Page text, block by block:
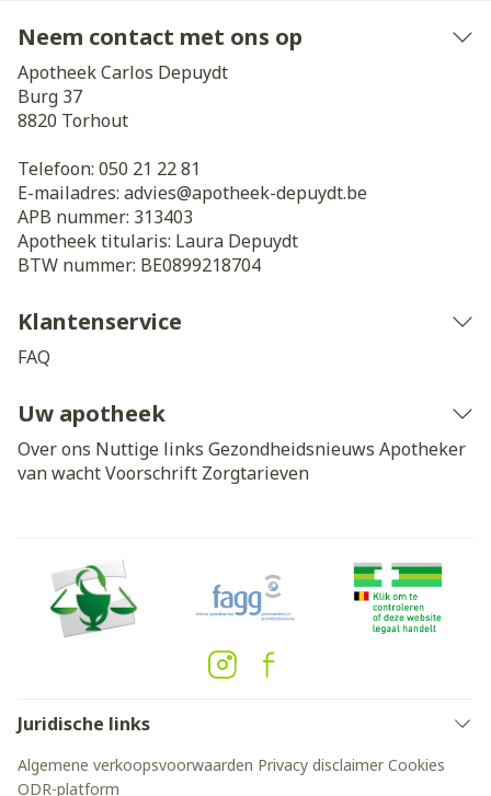
Neem contact met ons op
Apotheek Carlos Depuydt
Burg 37
8820 Torhout
Telefoon: 050 21 22 81
E-mailadres: advies@apotheek-depuydt.be
APB nummer: 313403
Apotheek titularis: Laura Depuydt
BTW nummer: BE0899218704
Klantenservice
FAQ
Uw apotheek
Over ons Nuttige links Gezondheidsnieuws Apotheker
van wachtVoorschrift Zorgtarieven
Juridische links
Algemene verkoopsvoorwaarden Privacy disclaimer Cookies
ODR-platform